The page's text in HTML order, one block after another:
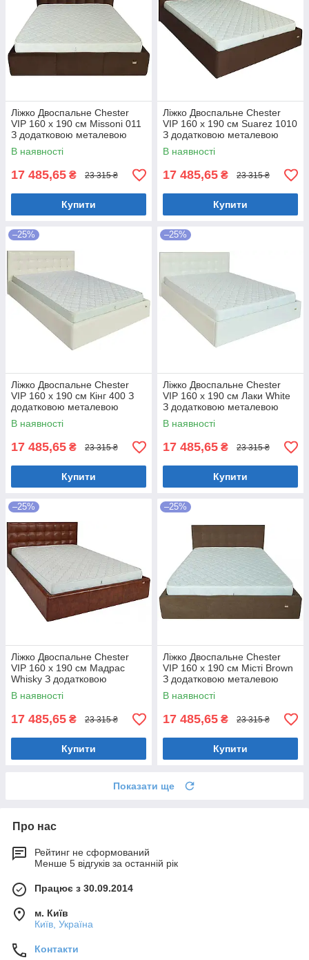
Ліжко Двоспальне Chester
VIP 160 х 190 см Missoni 011
З додатковою металевою
цільнозварною рамою
Темно-коричневий
В наявності
17 485,65 ₴ 23 315 ₴
Купити
Ліжко Двоспальне Chester
VIP 160 х 190 см Suarez 1010
З додатковою металевою
цільнозварною рамою
Коричневий
В наявності
17 485,65 ₴ 23 315 ₴
Купити
–25%
Ліжко Двоспальне Chester
VIP 160 х 190 см Кінг 400 З
додатковою металевою
цільнозварною рамою C1
Білий
В наявності
17 485,65 ₴ 23 315 ₴
Купити
–25%
Ліжко Двоспальне Chester
VIP 160 х 190 см Лаки White
З додатковою металевою
цільнозварною рамою Білий
В наявності
17 485,65 ₴ 23 315 ₴
Купити
–25%
Ліжко Двоспальне Chester
VIP 160 х 190 см Мадрас
Whisky З додатковою
металевою цільнозварною
рамою Коричневий
В наявності
17 485,65 ₴ 23 315 ₴
Купити
–25%
Ліжко Двоспальне Chester
VIP 160 х 190 см Місті Brown
З додатковою металевою
цільнозварною рамою
Коричневий
В наявності
17 485,65 ₴ 23 315 ₴
Купити
Показати ще
Про нас
Рейтинг не сформований
Менше 5 відгуків за останній рік
Працює з 30.09.2014
м. Київ
Київ, Україна
Контакти